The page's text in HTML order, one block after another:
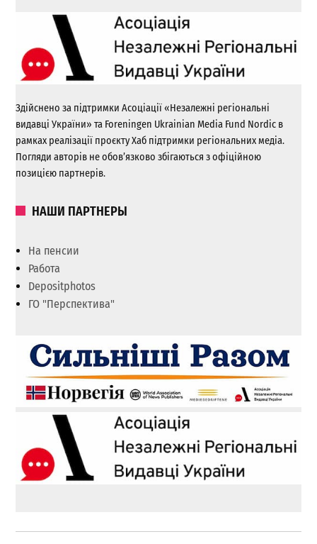
Здійснено за підтримки Асоціації «Незалежні регіональні
видавці України» та Foreningen Ukrainian Media Fund Nordic в
рамках реалізації проєкту Хаб підтримки регіональних медіа.
Погляди авторів не обов’язково збігаються з офіційною
позицією партнерів.
НАШИ ПАРТНЕРЫ
На пенсии
Работа
Depositphotos
ГО "Перспектива"